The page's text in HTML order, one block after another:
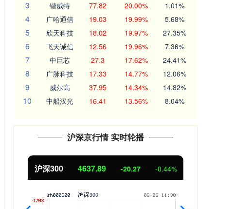
3 锴威特 77.82 20.00% 1.01%
4 广哈通信 19.03 19.99% 5.68%
5 欣天科技 18.02 19.97% 27.35%
6 飞天诚信 12.56 19.96% 7.36%
7 中巨芯 27.3 17.62% 24.41%
8 广脉科技 17.33 14.77% 12.06%
9 威尔高 37.95 14.34% 14.82%
10 中船汉光 16.41 13.56% 8.04%
沪深京行情 实时轮播
北证50 1115.17 -4.29 -0.38%